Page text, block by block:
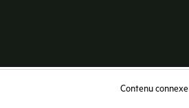
Contenu connexe